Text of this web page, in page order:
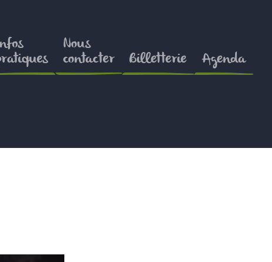
Nous
contacter Billetterie Agenda